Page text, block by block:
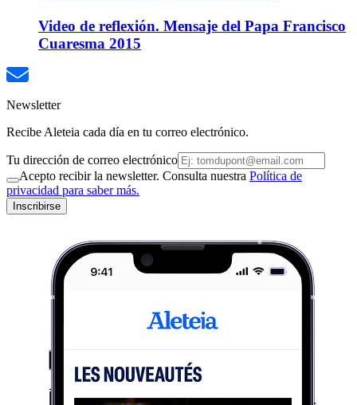
Video de reflexión. Mensaje del Papa Francisco
Cuaresma 2015
Newsletter
Recibe Aleteia cada día en tu correo electrónico.
Tu dirección de correo electrónico
Acepto recibir la newsletter. Consulta nuestra Política de
privacidad para saber más.
Inscribirse